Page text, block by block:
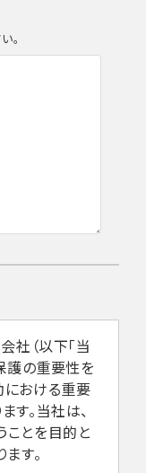
。
社（以下「当
護の重要性を
おける重要
す。当社は、
とを目的と
す。